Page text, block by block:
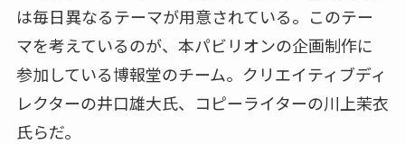
は毎日異なるテーマが用意されている。このテー
マを考えているのが、本パビリオンの企画制作に
参加している博報堂のチーム。クリエイティブディ
レクターの井口雄大氏、コピーライターの川上茉衣
氏らだ。